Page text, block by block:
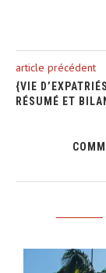
article précédent
{VIE
RÉSUMÉ ET